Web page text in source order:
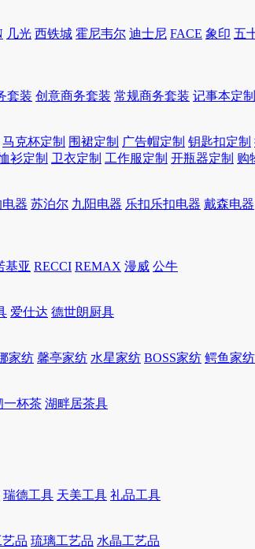
几光 西铁城 霍尼韦尔 迪士尼 FACE 象印 五
套装 创意商务套装 常规商务套装 记事本定制
马克杯定制 围裙定制 广告帽定制 钥匙扣定制
衫定制 卫衣定制 工作服定制 开瓶器定制 购
器 苏泊尔 九阳电器 乐扣乐扣电器 戴森电器
基亚 RECCI REMAX 漫威 公牛
爱仕达 德世朗厨具
家纺 馨亭家纺 水星家纺 BOSS家纺 鳄鱼家纺
一杯茶 湖畔居茶具
瑞德工具 天美工具 礼品工具
品 琉璃工艺品 水晶工艺品